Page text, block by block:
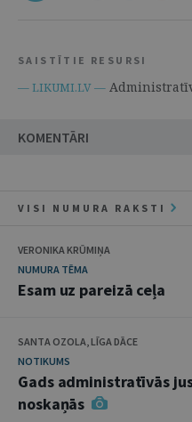
SAISTĪTIE RESURSI
— LIKUMI.LV —
KOMENTĀRI
VISI NUMURA RAKSTI
VERONIKA KRŪMIŅA
NUMURA TĒMA
Esam uz pareizā ceļa
SANTA OZOLA, LĪGA DĀCE
NOTIKUMS
Gads administratīvās
noskaņās